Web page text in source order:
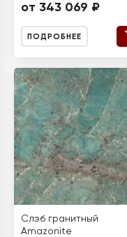
от 343 069 ₽
ПОДРОБНЕЕ
Слэб гранитный
Amazonite